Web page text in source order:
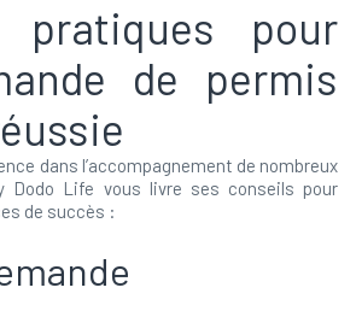
pratiques pour
de permis
dans l’accompagnement de nombreux
Dodo Life vous livre ses conseils pour
de succès :